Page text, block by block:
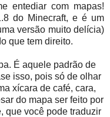
entediar com mapas!
do Minecraft, e é um
versão muito delícia)
que tem direito.
É aquele padrão de
isso, pois só de olhar
xícara de café, cara,
do mapa ser feito por
que você pode traduzir